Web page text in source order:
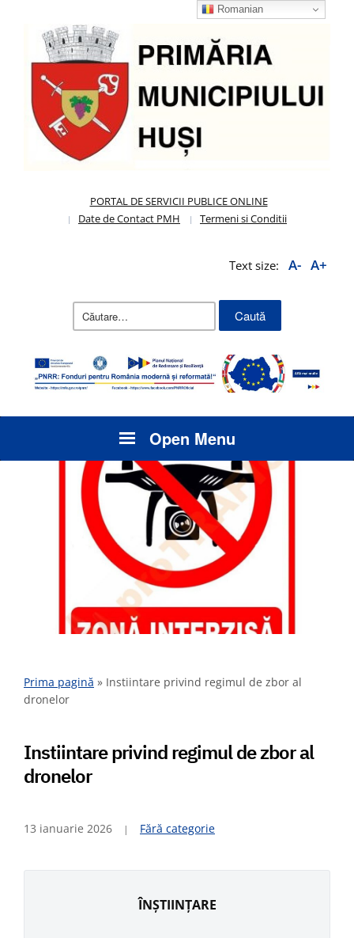
PORTAL DE SERVICII PUBLICE ONLINE
Date de Contact PMH
Termeni si Conditii
Text size: A- A+
Caută
Open Menu
Prima pagină » Instiintare privind regimul de zbor al
dronelor
Instiintare privind regimul de zbor al
dronelor
13 ianuarie 2026 Fără categorie
ÎNŞTIINŢARE
Romanian